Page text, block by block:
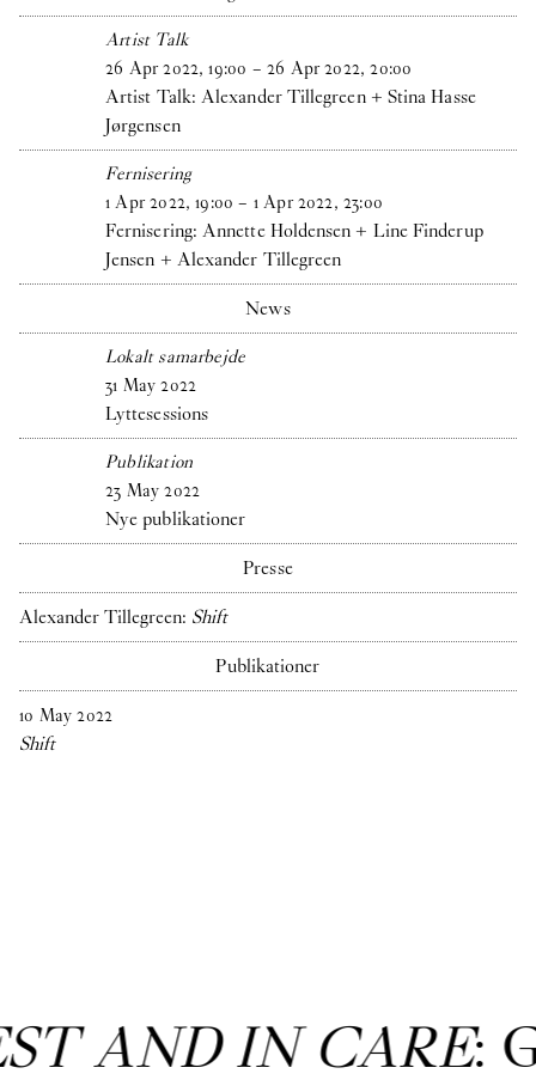
Artist Talk
26 Apr 2022,19:00 – 26 Apr 2022,20:00
Artist Talk: Alexander Tillegreen + Stina Hasse
Jørgensen
Fernisering
1 Apr 2022,19:00 – 1 Apr 2022, 23:00
Fernisering: Annette Holdensen + Line Finderup
Jensen + Alexander Tillegreen
News
Lokalt samarbejde
31 May 2022
Lyttesessions
Publikation
23 May 2022
Nye publikationer
Presse
Alexander Tillegreen: Shift
Publikationer
10 May 2022
Shift
AND IN CARE: